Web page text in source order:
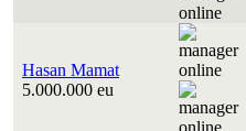
Hasan Mamat
5.000.000 eu